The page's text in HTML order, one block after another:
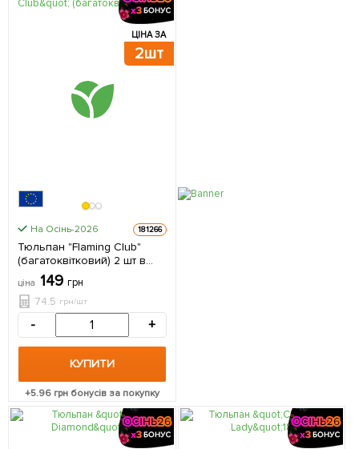
ЦІНА ЗА
2шт
На Осінь-2026 181266
Тюльпан "Flaming Club"
(багатоквітковий) 2 шт в
упаковці
ціна 149 грн
74.5 грн/шт
- +
КУПИТИ
+5.96 грн бонусів за покупку